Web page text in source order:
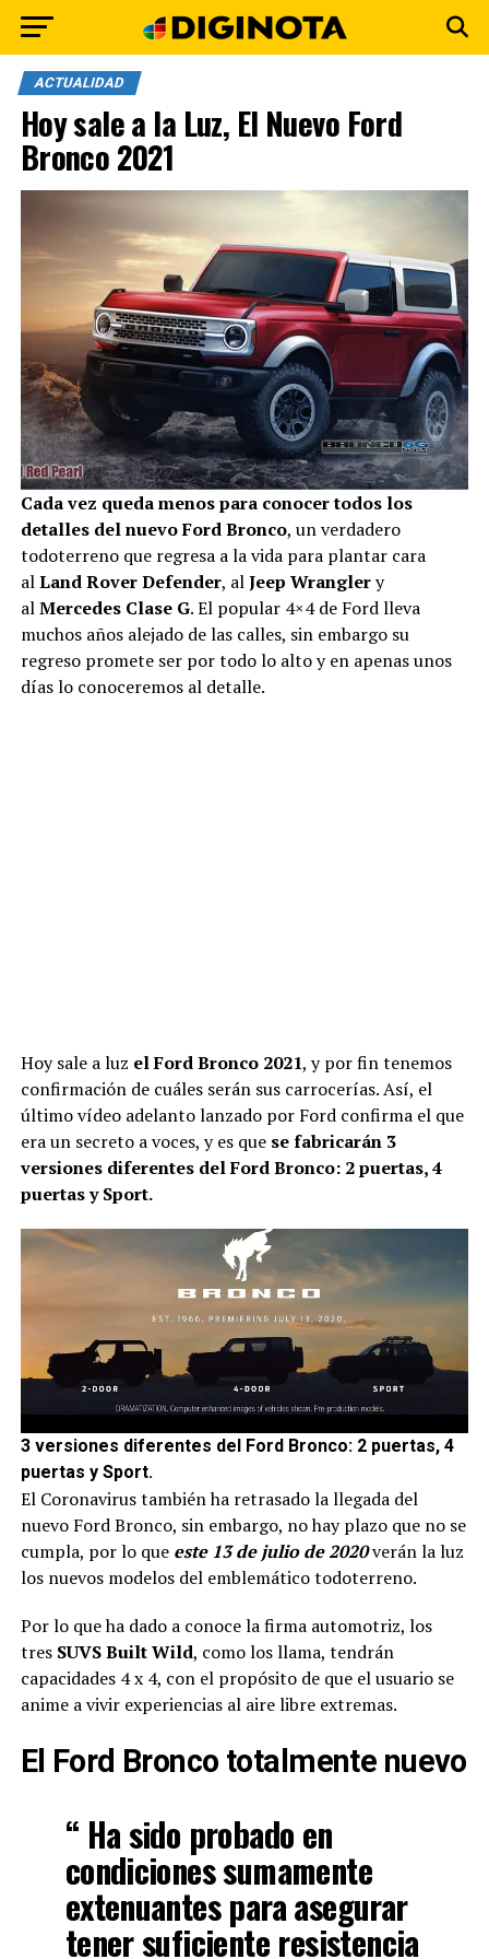
ACTUALIDAD
Hoy sale a la Luz, El Nuevo Ford
Bronco 2021
Cada vez queda menos para conocer todos los
detalles del nuevo Ford Bronco, un verdadero
todoterreno que regresa a la vida para plantar cara
alLand Rover Defender, alJeep Wranglery
alMercedes Clase G. El popular 4×4 de Ford lleva
muchos años alejado de las calles, sin embargo su
regreso promete ser por todo lo alto y en apenas unos
días lo conoceremos al detalle.
Hoy sale a luz el Ford Bronco 2021, y por fin tenemos
confirmación de cuáles serán sus carrocerías. Así, el
último vídeo adelanto lanzado por Ford confirma el que
era un secreto a voces, y es que se fabricarán 3
versiones diferentes del Ford Bronco: 2 puertas, 4
puertas y Sport.
3 versiones diferentes del Ford Bronco: 2 puertas, 4
puertas y Sport.
El Coronavirus también ha retrasado la llegada del
nuevo Ford Bronco, sin embargo, no hay plazo que no se
cumpla, por lo que este 13 de julio de 2020verán la luz
los nuevos modelos del emblemático todoterreno.
Por lo que ha dado a conoce la firma automotriz, los
tres SUVS Built Wild, como los llama, tendrán
capacidades 4 x 4, con el propósito de que el usuario se
anime a vivir experiencias al aire libre extremas.
El Ford Bronco totalmente nuevo
“ Ha sido probado en
condiciones sumamente
extenuantes para asegurar
tener suficiente resistencia